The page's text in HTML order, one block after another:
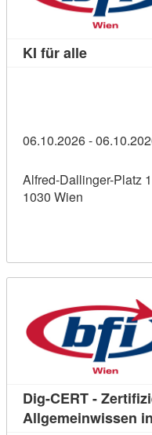
KI für alleKursdetail:
06.10.2026 -
Alfred-Dallinger-Platz 1
1030 Wien
Dig-CERT -
Allgemeinwissen